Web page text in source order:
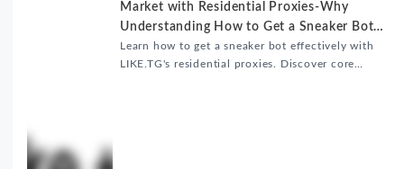
Market with Residential Proxies-Why
Understanding How to Get a Sneaker Bot
Matters
Learn how to get a sneaker bot effectively with
LIKE.TG's residential proxies. Discover core